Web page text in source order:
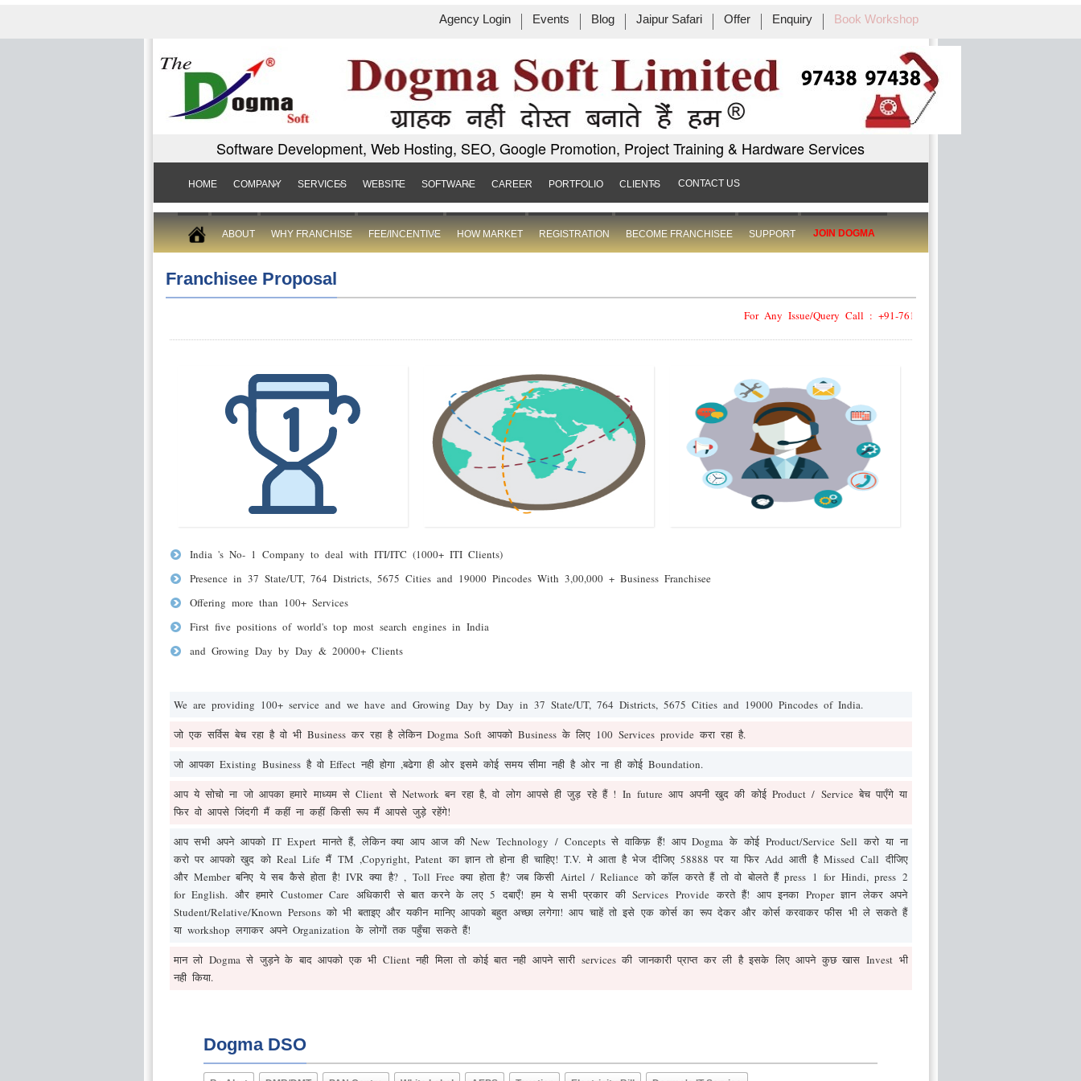
Agency Login Events Blog Jaipur Safari Offer Enquiry Book Workshop
Software Development, Web Hosting, SEO, Google Promotion, Project Training & Hardware Services
HOME COMPANY SERVICES WEBSITE SOFTWARE CAREER PORTFOLIO CLIENTS CONTACT US
ABOUT WHY FRANCHISE FEE/INCENTIVE HOW MARKET REGISTRATION BECOME FRANCHISEE SUPPORT JOIN DOGMA
Franchisee Proposal
For Any Issue/Query Call : +91-76108-76108
India 's No- 1 Company to deal with ITI/ITC (1000+ ITI Clients)
Presence in 37 State/UT, 764 Districts, 5675 Cities and 19000 Pincodes With 3,00,000 + Business Franchisee
Offering more than 100+ Services
First five positions of world's top most search engines in India
and Growing Day by Day & 20000+ Clients
We are providing 100+ service and we have and Growing Day by Day in 37 State/UT, 764 Districts, 5675 Cities and 19000 Pincodes of India.
जो एक सर्विस बेच रहा है वो भी Business कर रहा है लेकिन Dogma Soft आपको Business के लिए 100 Services provide करा रहा है.
जो आपका Existing Business है वो Effect नही होगा ,बढेगा ही ओर इसमे कोई समय सीमा नही है ओर ना ही कोई Boundation.
आप ये सोचो ना जो आपका हमारे माध्यम से Client से Network बन रहा है, वो लोग आपसे ही जुड़ रहे हैं ! In future आप अपनी खुद की कोई Product / Service बेच पाएँगे या
फिर वो आपसे जिंदगी मैं कहीं ना कहीं किसी रूप मैं आपसे जुड़े रहेंगे!
आप सभी अपने आपको IT Expert मानते हैं, लेकिन क्या आप आज की New Technology / Concepts से वाकिफ़ हैं! आप Dogma के कोई Product/Service Sell करो या ना
करो पर आपको खुद को Real Life मैं TM ,Copyright, Patent का ज्ञान तो होना ही चाहिए! T.V. मे आता है भेज दीजिए 58888 पर या फिर Add आती है Missed Call दीजिए
और Member बनिए ये सब कैसे होता है! IVR क्या है? , Toll Free क्या होता है? जब किसी Airtel / Reliance को कॉल करते हैं तो वो बोलते हैं press 1 for Hindi, press 2
for English. और हमारे Customer Care अधिकारी से बात करने के लए 5 दबाएँ! हम ये सभी प्रकार की Services Provide करते हैं! आप इनका Proper ज्ञान लेकर अपने
Student/Relative/Known Persons को भी बताइए और यकीन मानिए आपको बहुत अच्छा लगेगा! आप चाहें तो इसे एक कोर्स का रूप देकर और कोर्स करवाकर फीस भी ले सकते हैं
या workshop लगाकर अपने Organization के लोगों तक पहुँचा सकते हैं!
मान लो Dogma से जुड़ने के बाद आपको एक भी Client नही मिला तो कोई बात नही आपने सारी services की जानकारी प्राप्त कर ली है इसके लिए आपने कुछ खास Invest भी
नही किया.
Dogma DSO